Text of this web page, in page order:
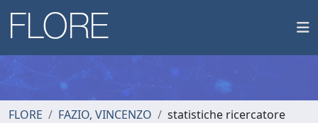
FLORE FAZIO, VINCENZO statistiche ricercatore